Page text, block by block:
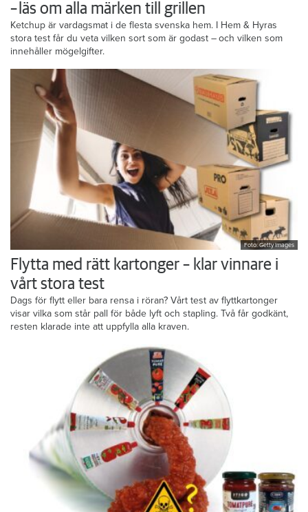
– läs om alla märken till grillen
Ketchup är vardagsmat i de flesta svenska hem. I Hem & Hyras
stora test får du veta vilken sort som är godast – och vilken som
innehåller mögelgifter.
Foto: Getty Images
Flytta med rätt kartonger – klar vinnare i
vårt stora test
Dags för flytt eller bara rensa i röran? Vårt test av flyttkartonger
visar vilka som står pall för både lyft och stapling. Två får godkänt,
resten klarade inte att uppfylla alla kraven.